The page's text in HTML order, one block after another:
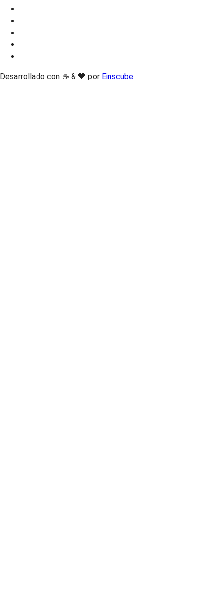
Desarrollado con ☕ & 💙 por Einscube